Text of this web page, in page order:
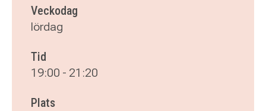
Veckodag
lördag
Tid
19:00 - 21:20
Plats